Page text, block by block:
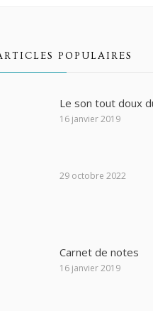
POPULAIRES
Le son tout doux
16 janvier 2019
29 octobre 2022
Carnet de notes
16 janvier 2019